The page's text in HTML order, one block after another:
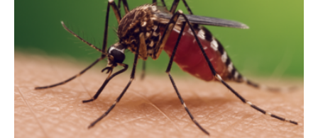
lebten. Unter den Vorfahren sticht eine Gruppe heraus,
die noch heute in der Natur vorkommt: die
Süßwasseralge Coleochaetophyceae. Einige Arten
dieser Gruppe bilden aus Zellfäden dichte Geflechte
mit scheibenförmiger Gestalt. Was auffällig ist: Die
nächsten…